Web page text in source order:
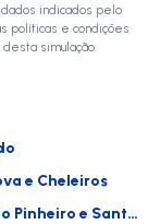
indicados pelo
políticas e condições
simulação.
e Cheleiros
Venda do Pinheiro e Santo Estêvão das Galés